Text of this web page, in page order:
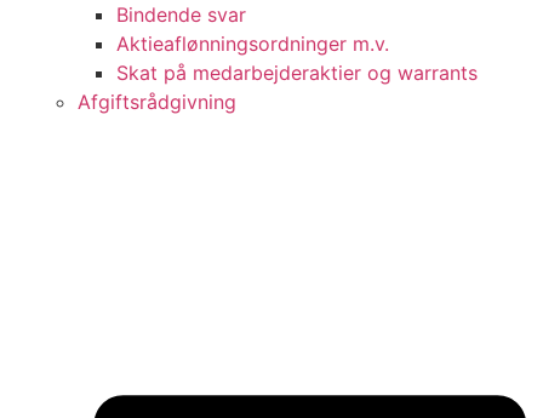
Bindende svar
Aktieaflønningsordninger m.v.
Skat på medarbejderaktier og warrants
Afgiftsrådgivning